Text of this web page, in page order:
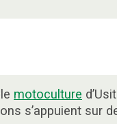
motoculture
s’appuient sur